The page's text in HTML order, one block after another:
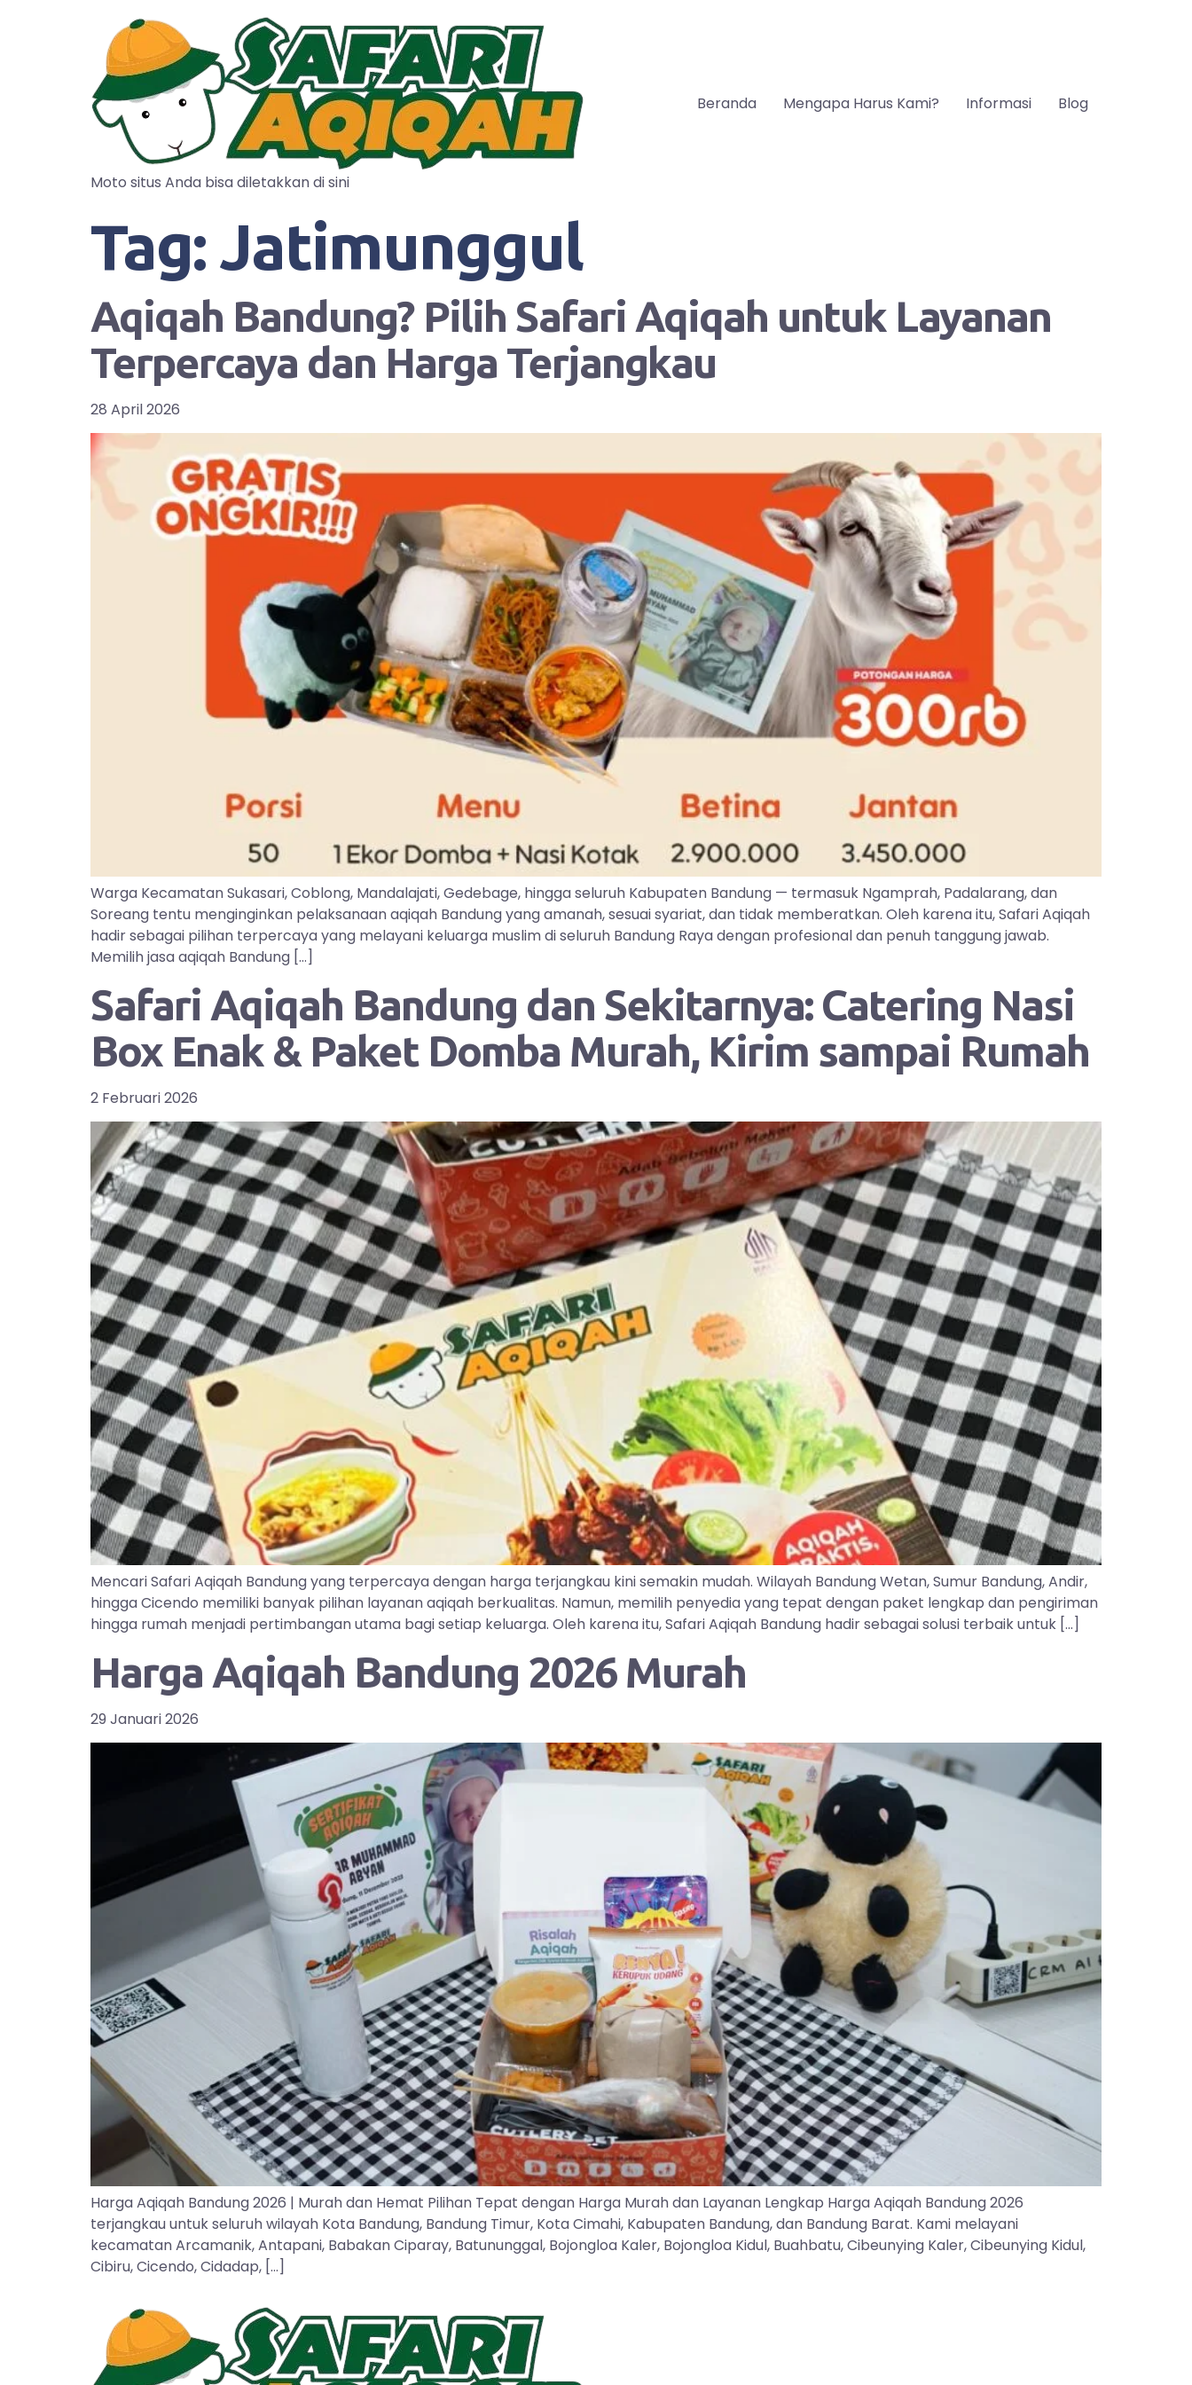
Moto situs Anda bisa diletakkan di sini
Beranda Mengapa Harus Kami? Informasi Blog
Tag:Jatimunggul
Aqiqah Bandung? Pilih Safari Aqiqah untuk Layanan
Terpercaya dan Harga Terjangkau
28 April 2026
Warga Kecamatan Sukasari, Coblong, Mandalajati, Gedebage, hingga seluruh Kabupaten Bandung — termasuk Ngamprah, Padalarang, dan
Soreang tentu menginginkan pelaksanaan aqiqah Bandung yang amanah, sesuai syariat, dan tidak memberatkan. Oleh karena itu, Safari Aqiqah
hadir sebagai pilihan terpercaya yang melayani keluarga muslim di seluruh Bandung Raya dengan profesional dan penuh tanggung jawab.
Memilih jasa aqiqah Bandung […]
Safari Aqiqah Bandung dan Sekitarnya: Catering Nasi
Box Enak & Paket Domba Murah, Kirim sampai Rumah
2 Februari 2026
Mencari Safari Aqiqah Bandung yang terpercaya dengan harga terjangkau kini semakin mudah. Wilayah Bandung Wetan, Sumur Bandung, Andir,
hingga Cicendo memiliki banyak pilihan layanan aqiqah berkualitas. Namun, memilih penyedia yang tepat dengan paket lengkap dan pengiriman
hingga rumah menjadi pertimbangan utama bagi setiap keluarga. Oleh karena itu, Safari Aqiqah Bandung hadir sebagai solusi terbaik untuk […]
Harga Aqiqah Bandung 2026 Murah
29 Januari 2026
Harga Aqiqah Bandung 2026 | Murah dan Hemat Pilihan Tepat dengan Harga Murah dan Layanan Lengkap Harga Aqiqah Bandung 2026
terjangkau untuk seluruh wilayah Kota Bandung, Bandung Timur, Kota Cimahi, Kabupaten Bandung, dan Bandung Barat. Kami melayani
kecamatan Arcamanik, Antapani, Babakan Ciparay, Batununggal, Bojongloa Kaler, Bojongloa Kidul, Buahbatu, Cibeunying Kaler, Cibeunying Kidul,
Cibiru, Cicendo, Cidadap, […]